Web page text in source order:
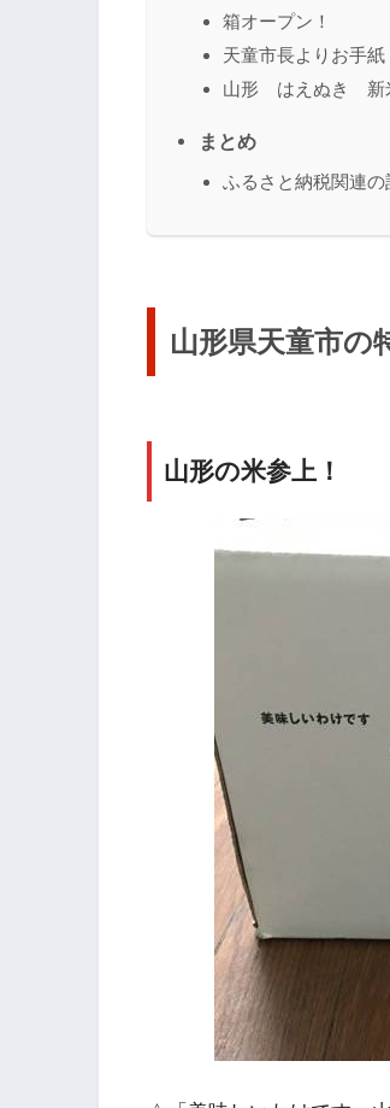
箱オープン！
天童市長よりお手紙
山形 はえぬき 新
まとめ
ふるさと納税関連の
山形県天童市の
山形の米参上！